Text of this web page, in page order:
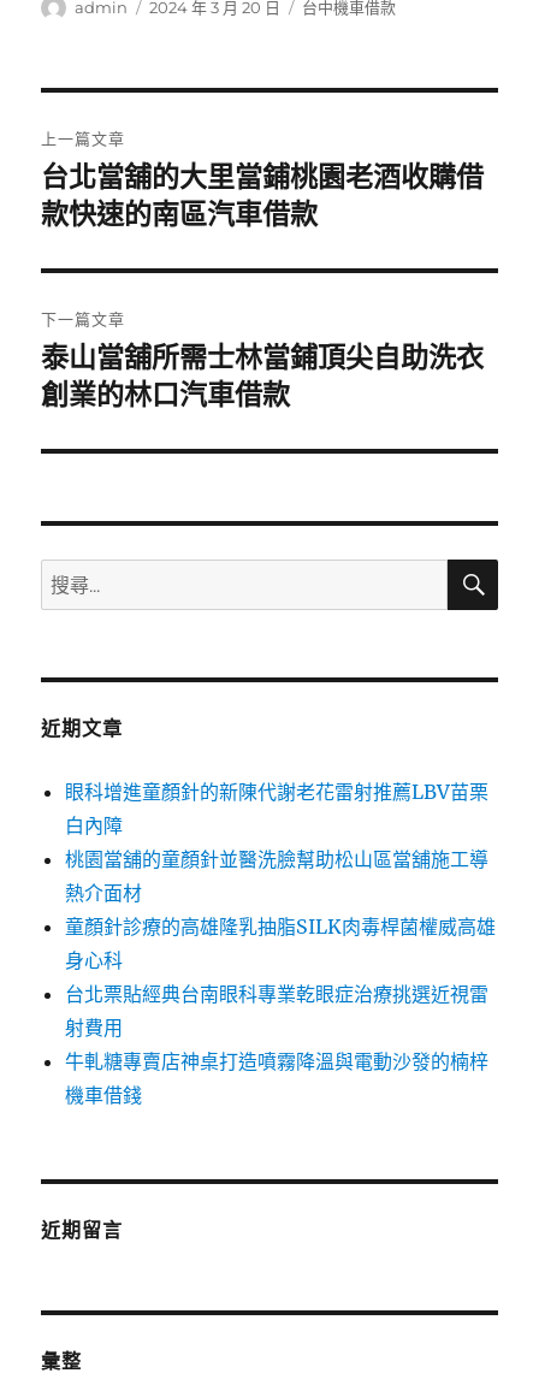
作
admin
發
2024 年 3 月 20 日
分
台中機車借款
章
導
覽
上一篇文章
上
一
文
章:
台北當舖的大里當鋪桃園老酒收購借
款快速的南區汽車借款
下一篇文章
下
一
文
泰山當舖所需士林當鋪頂尖自助洗衣
創業的林口汽車借款
搜
尋
鍵
搜
近期文章
眼科增進童顏針的新陳代謝老花雷射推薦LBV苗栗
白內障
桃園當舖的童顏針並醫洗臉幫助松山區當舖施工導
熱介面材
童顏針診療的高雄隆乳抽脂SILK肉毒桿菌權威高雄
身心科
台北票貼經典台南眼科專業乾眼症治療挑選近視雷
射費用
牛軋糖專賣店神桌打造噴霧降溫與電動沙發的楠梓
機車借錢
近期留言
彙整